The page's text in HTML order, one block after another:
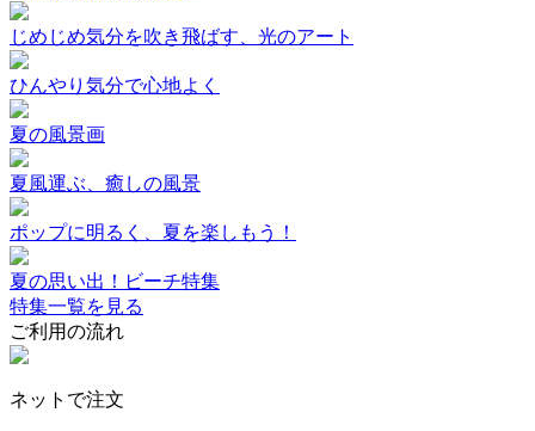
じめじめ気分を吹き飛ばす、光のアート
ひんやり気分で心地よく
夏の風景画
夏風運ぶ、癒しの風景
ポップに明るく、夏を楽しもう！
夏の思い出！ビーチ特集
特集一覧を見る
ご利用の流れ
ネットで注文